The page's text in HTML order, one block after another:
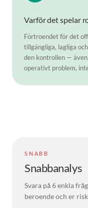
Varför det spelar
Förtroendet för det
tillgängliga, lagliga
den kontrollen —
operativt problem,
SNABB
Snabbanalys
Svara på 6 enkla
beroende och er